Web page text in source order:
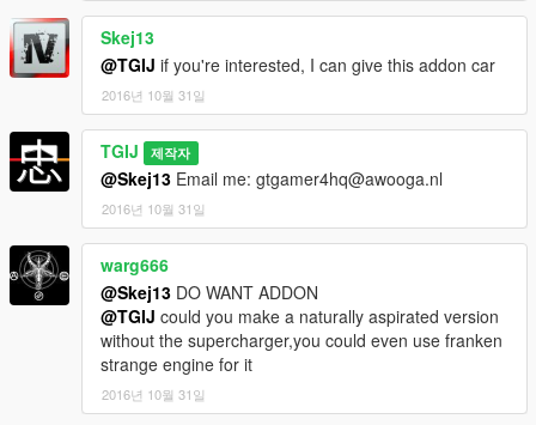
Skej13
@TGIJ if you're interested, I can give this addon car
2016년 10월 31일
TGIJ 제작자
@Skej13 Email me: gtgamer4hq@awooga.nl
2016년 10월 31일
warg666
@Skej13 DO WANT ADDON
@TGIJ could you make a naturally aspirated version
without the supercharger,you could even use franken
strange engine for it
2016년 10월 31일